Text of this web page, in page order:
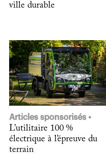
ville durable
Articles sponsorisés
L’utilitaire 100 %
électrique à l’épreuve du
terrain